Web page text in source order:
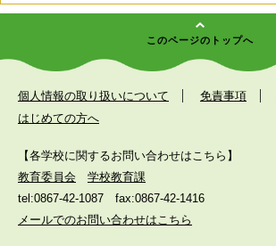
このページのトップへ
個人情報の取り扱いについて 免責事項
はじめての方へ
【各学校に関するお問い合わせはこちら】
教育委員会
学校教育課
tel:0867-42-1087
fax:0867-42-1416
メールでのお問い合わせはこちら